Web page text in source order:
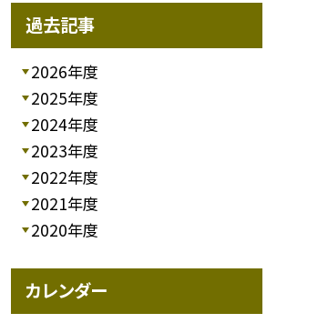
過去記事
2026年度
2025年度
2024年度
2023年度
2022年度
2021年度
2020年度
カレンダー